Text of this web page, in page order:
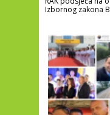
Izbornog zakona